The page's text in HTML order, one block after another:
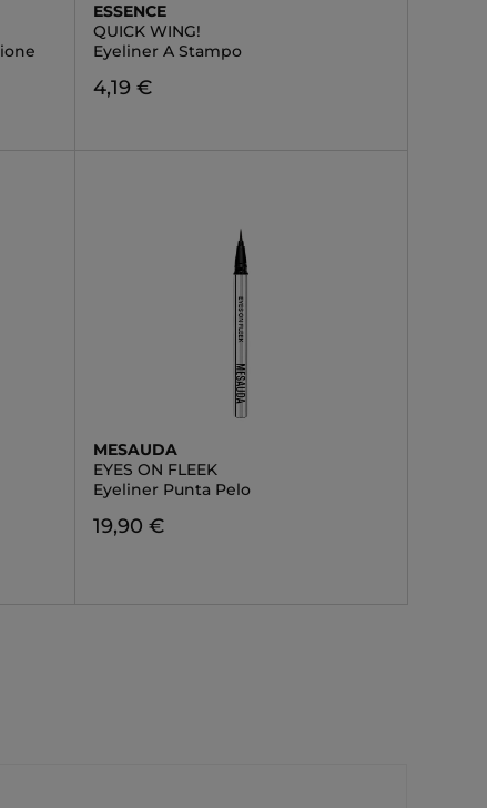
ESSENCE
QUICK WING!
Eyeliner A Stampo
4,19 €
MESAUDA
EYES ON FLEEK
Eyeliner Punta Pelo
19,90 €